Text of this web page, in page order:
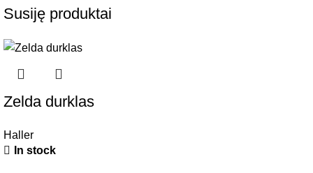
Susiję produktai
Zelda durklas
Haller
In stock